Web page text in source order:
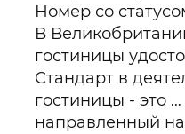
Номер со
В
гостиницы
Стандарт в
гостиницы - это
направленный